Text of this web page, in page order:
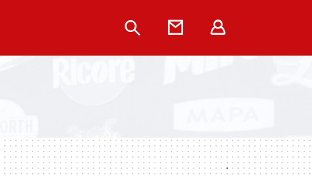
Rechercher
Contact